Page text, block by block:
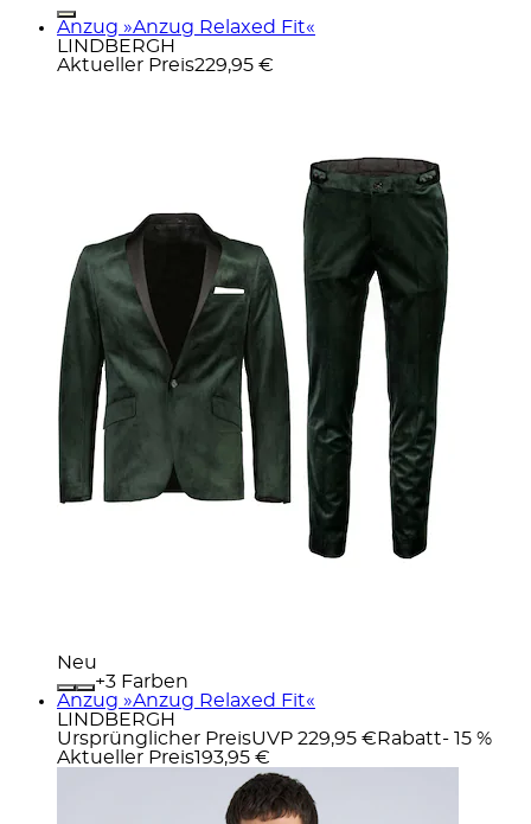
Anzug »Anzug Relaxed Fit«
LINDBERGH
Aktueller Preis229,95 €
Neu
+
Farben
Anzug »Anzug Relaxed Fit«
LINDBERGH
Ursprünglicher PreisUVP 229,95 € Rabatt- 15 %
Aktueller Preis193,95 €